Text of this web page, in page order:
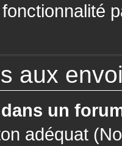
aux
un
adéquat